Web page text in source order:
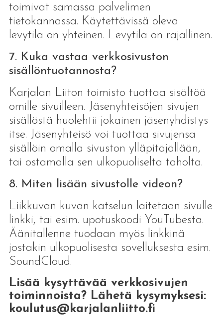
toimivat samassa palvelimen
tietokannassa. Käytettävissä oleva
levytila on yhteinen. Levytila on rajallinen.
7. Kuka vastaa verkkosivuston
sisällöntuotannosta?
Karjalan Liiton toimisto tuottaa sisältöä
omille sivuilleen. Jäsenyhteisöjen sivujen
sisällöstä huolehtii jokainen jäsenyhdistys
itse. Jäsenyhteisö voi tuottaa sivujensa
sisällöin omalla sivuston ylläpitäjällään,
tai ostamalla sen ulkopuoliselta taholta.
8. Miten lisään sivustolle videon?
Liikkuvan kuvan katselun laitetaan sivulle
linkki, tai esim. upotuskoodi YouTubesta.
Äänitallenne tuodaan myös linkkinä
jostakin ulkopuolisesta sovelluksesta esim.
SoundCloud.
Lisää kysyttävää verkkosivujen
toiminnoista? Lähetä kysymyksesi:
koulutus@karjalanliitto.fi